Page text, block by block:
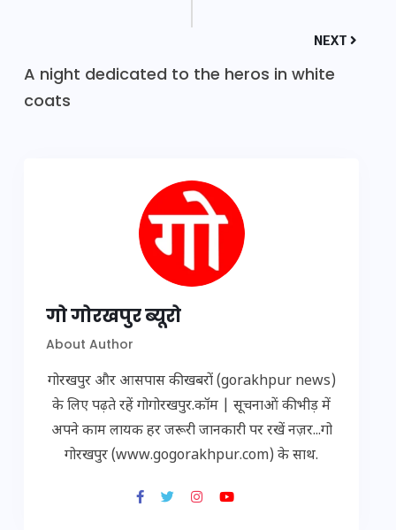
NEXT
A night dedicated to the heros in white
coats
गो गोरखपुर ब्यूरो
About Author
गोरखपुर और आसपास की खबरों (gorakhpur news)
के लिए पढ़ते रहें गोगोरखपुर.कॉम | सूचनाओं की भीड़ में
अपने काम लायक हर जरूरी जानकारी पर रखें नज़र...गो
गोरखपुर (www.gogorakhpur.com) के साथ.